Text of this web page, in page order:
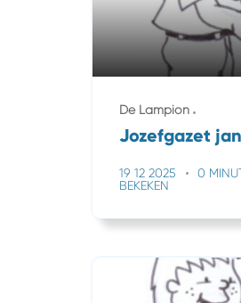
De Lampion
Jozefgazet
19 12 2025 0
BEKEKEN